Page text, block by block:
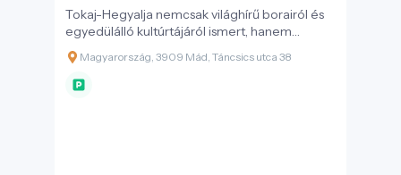
Tokaj-Hegyalja nemcsak világhírű borairól és
egyedülálló kultúrtájáról ismert, hanem
gazdag vallási és kulturális sokszínűségéről is. A
borvidék építészeti és szellemi örökségének
egyik legkiemelkedőbb, nemzetközileg is
Magyarország, 3909 Mád, Táncsics utca 38